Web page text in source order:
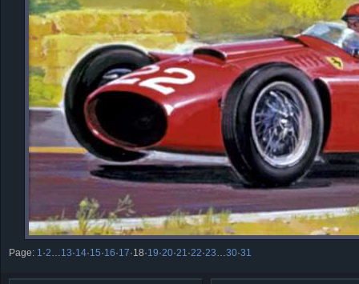
Page: 1 ·2 13·14·15·16·17·18·19·20·21 ·22·23 30·31